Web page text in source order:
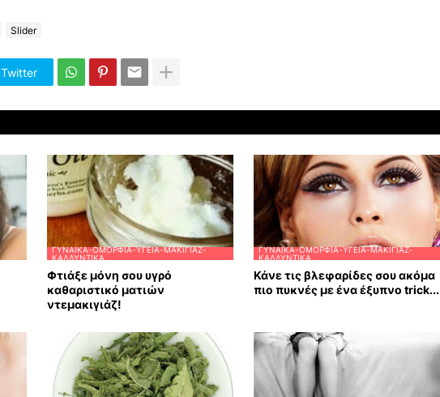
Slider
Twitter
ΓΥΝΑΊΚΑ-ΟΜΟΡΦΙΆ-ΥΓΕΊΑ-ΜΑΚΙΓΙΆΖ-
ΚΑΛΛΥΝΤΙΚΆ
Φτιάξε μόνη σου υγρό
καθαριστικό ματιών
ντεμακιγιάζ!
ΓΥΝΑΊΚΑ-ΟΜΟΡΦΙΆ-ΥΓΕΊΑ-ΜΑΚΙΓΙΆΖ-
ΚΑΛΛΥΝΤΙΚΆ
Κάνε τις βλεφαρίδες σου ακόμα
πιο πυκνές με ένα έξυπνο trick...